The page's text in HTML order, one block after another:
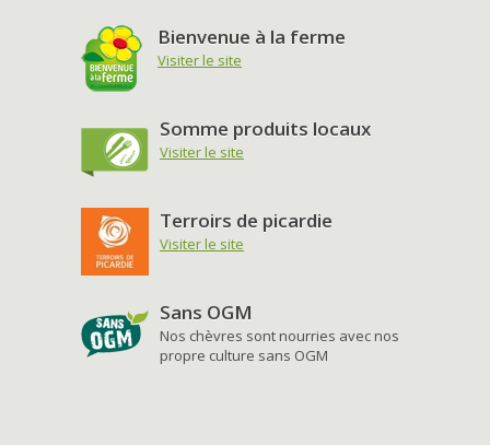
Bienvenue à la ferme
Visiter le site
Somme produits locaux
Visiter le site
Terroirs de picardie
Visiter le site
Sans OGM
Nos chèvres sont nourries avec nos
propre culture sans OGM